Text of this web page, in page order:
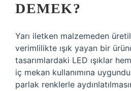
DEMEK?
Yarı iletken malzemeden
verimlilikte ışık yayan bir
tasarımlardaki LED ışıklar
iç mekan kullanımına
parlak renklerle